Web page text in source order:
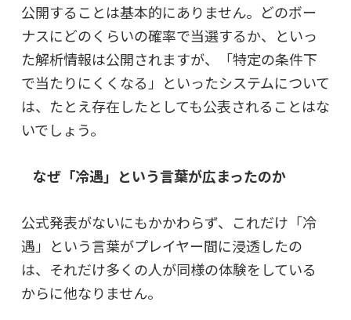
公開することは基本的にありません。どのボー
ナスにどのくらいの確率で当選するか、といっ
た解析情報は公開されますが、「特定の条件下
で当たりにくくなる」といったシステムについて
は、たとえ存在したとしても公表されることはな
いでしょう。
なぜ「冷遇」という言葉が広まったのか
公式発表がないにもかかわらず、これだけ「冷
遇」という言葉がプレイヤー間に浸透したの
は、 それだけ多くの人が同様の体験をしている
からに他なりません。